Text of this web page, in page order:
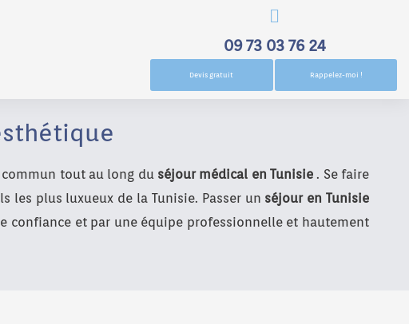
09 73 03 76 24
Devis gratuit Rappelez-moi !
commun tout au long du séjour médical en Tunisie . Se faire
les plus luxueux de la Tunisie. Passer un séjour en Tunisie
confiance et par une équipe professionnelle et hautement